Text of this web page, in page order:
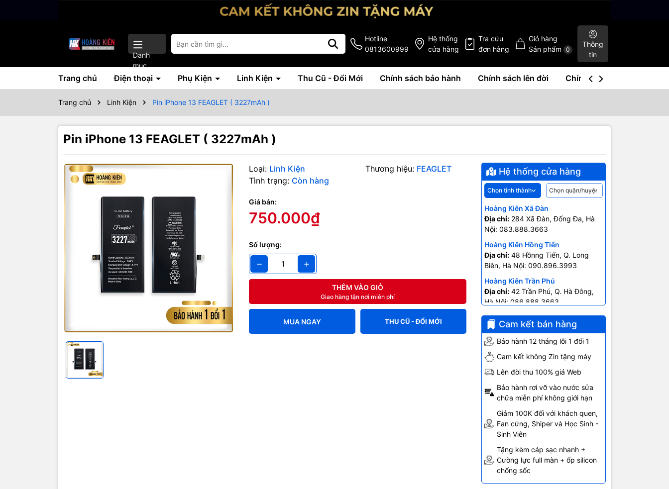
Danh
mục
Hotline
0813600999
Hệ thống
cửa hàng
Tra cứu
đơn hàng
Giỏ hàng
Sản phẩm
0
Thông
tin
Trang chủ Điện thoại Phụ Kiện Linh Kiện Thu Cũ - Đổi Mới Chính sách bảo hành Chính sách lên đời Chính sách mua lại
Trang chủ Linh Kiện Pin iPhone 13 FEAGLET ( 3227mAh )
Pin iPhone 13 FEAGLET ( 3227mAh )
Loại: Linh Kiện Thương hiệu: FEAGLET
Tình trạng: Còn hàng
Giá bán:
750.000₫
Số lượng:
THÊM VÀO GIỎ
Giao hàng tận nơi miễn phí
MUA NGAY THU CŨ - ĐỔI MỚI
Hệ thống cửa hàng
Hoàng Kiên Xã Đàn
Địa chỉ:284 Xã Đàn, Đống Đa, Hà
Nội: 083.888.3663
Hoàng Kiên Hồng Tiến
Địa chỉ:48 Hồnng Tiến, Q. Long
Biên, Hà Nội: 090.896.3993
Hoàng Kiên Trần Phú
Địa chỉ:42 Trần Phú, Q. Hà Đông,
Hà Nội: 086.888.3663
Hoàng Kiên Ngô Gia Tự
Địa chỉ:403 Ngô Gia Tự- P.2, Q.10
Hồ Chí Minh: 0707.678.707
Cam kết bán hàng
Bảo hành 12 tháng lỗi 1 đổi 1
Cam kết không Zin tặng máy
Lên đời thu 100% giá Web
Bảo hành rơi vỡ vào nước sửa
chữa miễn phí không giới hạn
Giảm 100K đối với khách quen,
Fan cứng, Shiper và Học Sinh -
Sinh Viên
Tặng kèm cáp sạc nhanh +
Cường lực full màn + ốp silicon
chống sốc
Thông số kỹ thuật
Lắp đặt miễn phí bảo hành 12 tháng